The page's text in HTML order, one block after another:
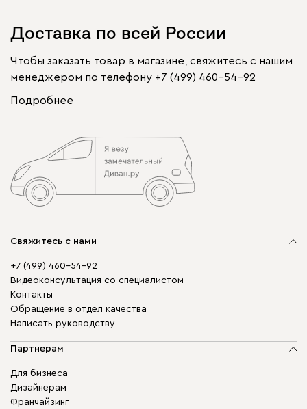
Доставка по всей России
Чтобы заказать товар в магазине, свяжитесь с нашим
менеджером по телефону +7 (499) 460-54-92
Подробнее
Свяжитесь с нами
+7 (499) 460-54-92
Видеоконсультация со специалистом
Контакты
Обращение в отдел качества
Написать руководству
Партнерам
Для бизнеса
Дизайнерам
Франчайзинг